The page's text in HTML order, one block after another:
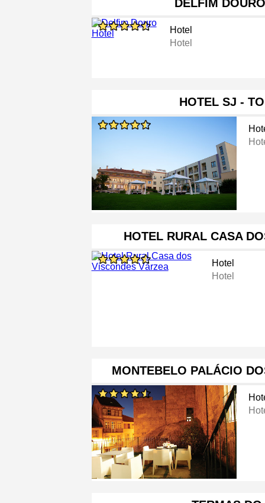
DELFIM
Hotel
Hotel
HOTEL SJ -
HOTEL RURAL CASA
Hotel
Hotel
MONTEBELO PALÁCIO